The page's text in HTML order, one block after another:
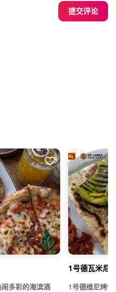
提交评论
多彩的海滨酒
1号德瓦米尼
1号德维尼烤